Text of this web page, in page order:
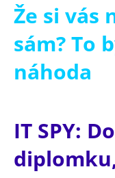
Že si vás
sám? To
náhoda
IT SPY: